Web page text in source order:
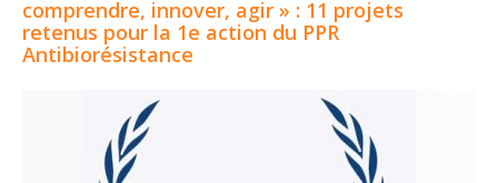
comprendre, innover, agir » : 11 projets
retenus pour la 1e action du PPR
Antibiorésistance